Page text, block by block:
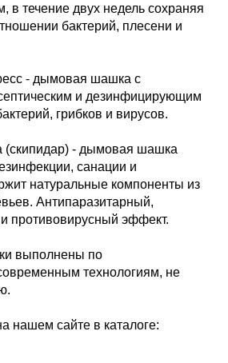
в течение двух недель сохраняя
бактерий, плесени и
- дымовая шашка с
и дезинфицирующим
грибков и вирусов.
(скипидар) - дымовая шашка
санации и
натуральные компоненты из
Антипаразитарный,
противовирусный эффект.
выполнены по
технологиям, не
нашем сайте в каталоге: